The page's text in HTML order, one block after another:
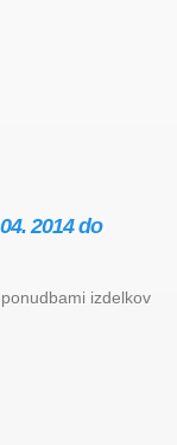
2014 do
izdelkov